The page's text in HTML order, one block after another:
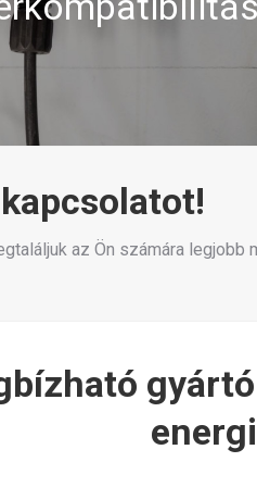
Solar által kínált rendszerek
során elkerülhetők a
az Ön számára